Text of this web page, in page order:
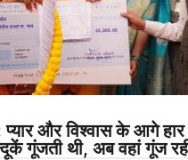
और विश्वास के आगे
गूंजती थी, अब वहां गूंज